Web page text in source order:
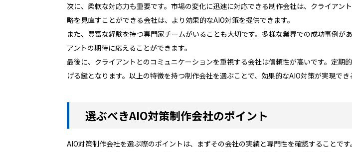
次に、柔軟な対応力も重要です。市場の変化に迅速に対応できる制作会社は、クライア
略を見直すことができる会社は、より効果的なAIO対策を提供できます。
また、豊富な経験を持つ専門家チームがいることも大切です。多様な業界での成功事例
アントの期待に応えることができます。
最後に、クライアントとのコミュニケーションを重視する会社は信頼性が高いです。定
げる鍵となります。以上の特徴を持つ制作会社を選ぶことで、効果的なAIO対策が実現でき
選ぶべきAIO対策制作会社のポイント
AIO対策制作会社を選ぶ際のポイントは、まずその会社の実績と専門性を確認することで